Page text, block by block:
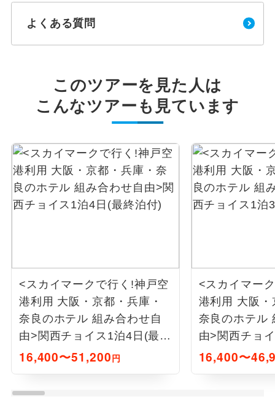
よくある質問
このツアーを見た人は
こんなツアーも見ています
<スカイマークで行く!神戸空
港利用 大阪・京都・兵庫・
奈良のホテル 組み合わせ自
由>関西チョイス1泊4日(最終
泊付)
16,400〜51,200円
<スカイマー
港利用 大阪
奈良のホテル
由>関西チョ
泊付)
16,400〜